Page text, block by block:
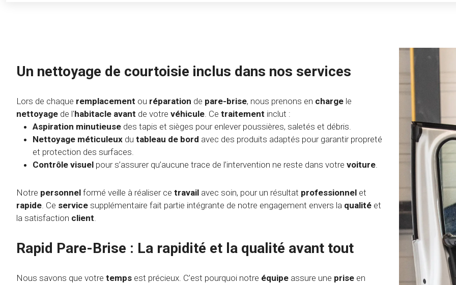
Un nettoyage de courtoisie inclus dans nos services
Lors de chaque remplacement ou réparation de pare-brise, nous prenons en charge le
nettoyage de l'habitacle avant de votre véhicule. Ce traitement inclut :
Aspiration minutieuse des tapis et sièges pour enlever poussières, saletés et débris.
Nettoyage méticuleux du tableau de bord avec des produits adaptés pour garantir propreté
et protection des surfaces.
Contrôle visuel pour s’assurer qu’aucune trace de l’intervention ne reste dans votre voiture.
Notre personnel formé veille à réaliser ce travail avec soin, pour un résultat professionnel et
rapide. Ce service supplémentaire fait partie intégrante de notre engagement envers la qualité et
la satisfaction client.
Rapid Pare-Brise : La rapidité et la qualité avant tout
Nous savons que votre temps est précieux. C’est pourquoi notre équipe assure une prise en